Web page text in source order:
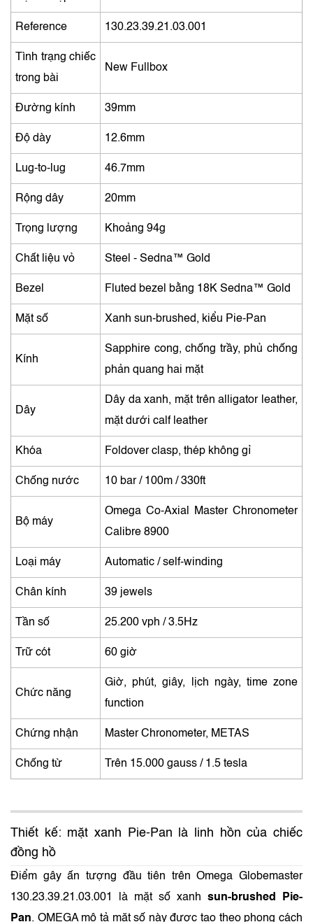
Reference 130.23.39.21.03.001
Tình trạng chiếc
trong bài
New Fullbox
Đường kính 39mm
Độ dày 12.6mm
Lug-to-lug 46.7mm
Rộng dây 20mm
Trọng lượng Khoảng 94g
Chất liệu vỏ Steel ‑ Sedna™ Gold
Bezel Fluted bezel bằng 18K Sedna™ Gold
Mặt số Xanh sun-brushed, kiểu Pie-Pan
Kính
Sapphire cong, chống trầy, phủ chống
phản quang hai mặt
Dây
Dây da xanh, mặt trên alligator leather,
mặt dưới calf leather
Khóa Foldover clasp, thép không gỉ
Chống nước 10 bar / 100m / 330ft
Bộ máy
Omega Co‑Axial Master Chronometer
Calibre 8900
Loại máy Automatic / self-winding
Chân kính 39 jewels
Tần số 25.200 vph / 3.5Hz
Trữ cót 60 giờ
Chức năng
Giờ, phút, giây, lịch ngày, time zone
function
Chứng nhận Master Chronometer, METAS
Chống từ Trên 15.000 gauss / 1.5 tesla
Thiết kế: mặt xanh Pie-Pan là linh hồn của chiếc
đồng hồ
Điểm gây ấn tượng đầu tiên trên Omega Globemaster
130.23.39.21.03.001 là mặt số xanh sun-brushed Pie-
Pan. OMEGA mô tả mặt số này được tạo theo phong cách